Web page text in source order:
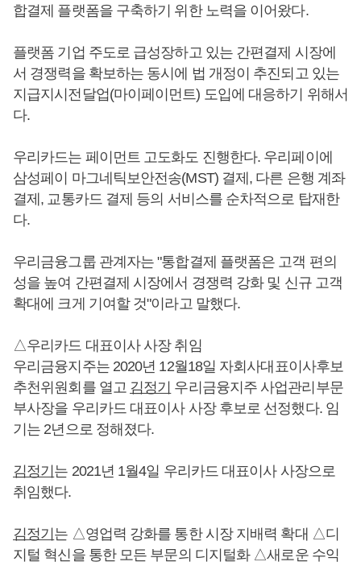
합결제 플랫폼을 구축하기 위한 노력을 이어왔다.
플랫폼 기업 주도로 급성장하고 있는 간편결제 시장에
서 경쟁력을 확보하는 동시에 법 개정이 추진되고 있는
지급지시전달업(마이페이먼트) 도입에 대응하기 위해서
다.
우리카드는 페이먼트 고도화도 진행한다. 우리페이에
삼성페이 마그네틱보안전송(MST) 결제, 다른 은행 계좌
결제, 교통카드 결제 등의 서비스를 순차적으로 탑재한
다.
우리금융그룹 관계자는 "통합결제 플랫폼은 고객 편의
성을 높여 간편결제 시장에서 경쟁력 강화 및 신규 고객
확대에 크게 기여할 것"이라고 말했다.
△우리카드 대표이사 사장 취임
우리금융지주는 2020년 12월18일 자회사대표이사후보
추천위원회를 열고 김정기 우리금융지주 사업관리부문
부사장을 우리카드 대표이사 사장 후보로 선정했다. 임
기는 2년으로 정해졌다.
김정기는 2021년 1월4일 우리카드 대표이사 사장으로
취임했다.
김정기는 △영업력 강화를 통한 시장 지배력 확대 △디
지털 혁신을 통한 모든 부문의 디지털화 △새로운 수익